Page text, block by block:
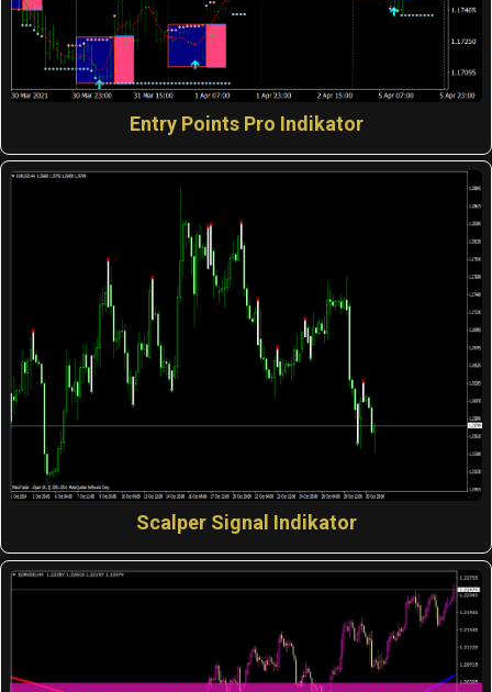
Entry Points Pro Indikator
Scalper Signal Indikator